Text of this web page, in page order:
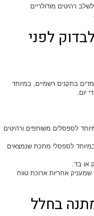
רהיטים מודולריים
לפני
בתקנים רשמיים, במיוחד
יום.
לספסלים משותפים ורהיטים
במיוחד לספסלי מתכת שנמצאים
או בד.
אחריות ארוכת טווח
בחלל